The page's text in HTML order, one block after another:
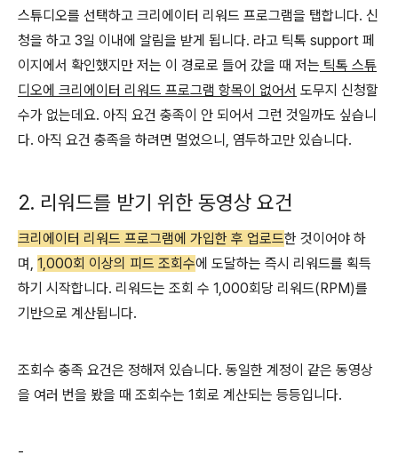
스튜디오를 선택하고 크리에이터 리워드 프로그램을 탭합니다. 신
청을 하고 3일 이내에 알림을 받게 됩니다. 라고 틱톡 support 페
이지에서 확인했지만 저는 이 경로로 들어 갔을 때 저는 틱톡 스튜
디오에 크리에이터 리워드 프로그램 항목이 없어서 도무지 신청할
수가 없는데요. 아직 요건 충족이 안 되어서 그런 것일까도 싶습니
다. 아직 요건 충족을 하려면 멀었으니, 염두하고만 있습니다.
2. 리워드를 받기 위한 동영상 요건
크리에이터 리워드 프로그램에 가입한 후 업로드한 것이어야 하
며, 1,000회 이상의 피드 조회수에 도달하는 즉시 리워드를 획득
하기 시작합니다. 리워드는 조회 수 1,000회당 리워드(RPM)를
기반으로 계산됩니다.
조회수 충족 요건은 정해져 있습니다. 동일한 계정이 같은 동영상
을 여러 번을 봤을 때 조회수는 1회로 계산되는 등등입니다.
-